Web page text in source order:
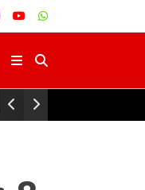
Sarıyaprak ile Hacı